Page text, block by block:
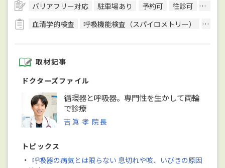
バリアフリー対応 駐車場あり 予約可 往診可
訪問
血清学的検査
呼吸機能検査（スパイロメトリー） 骨密
取材記事
ドクターズファイル
循環器と呼吸器。専門性を生かして両輪
で診療
吉眞 孝 院長
トピックス
・ 呼吸器の病気とは限らない 息切れや咳、いびきの原因